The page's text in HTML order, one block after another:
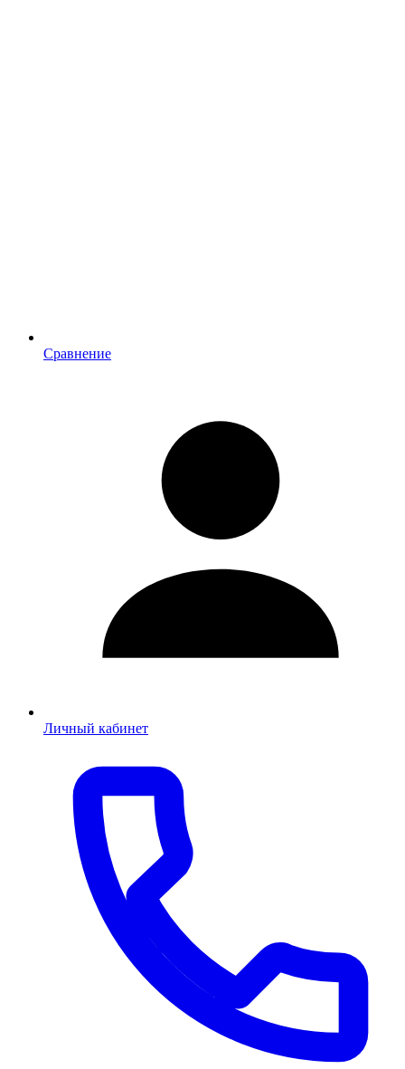
Сравнение
Личный кабинет